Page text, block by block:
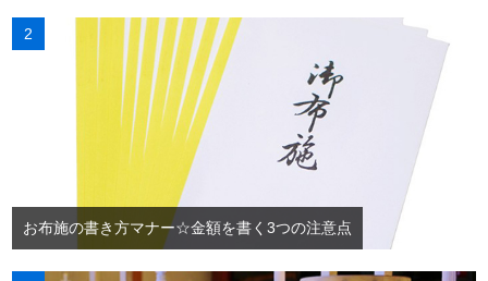
お布施の書き方マナー☆金額を書く3つの注意点